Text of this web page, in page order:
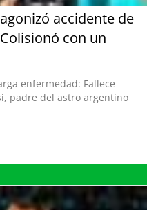
accidente de
con un
enfermedad: Fallece
padre del astro argentino